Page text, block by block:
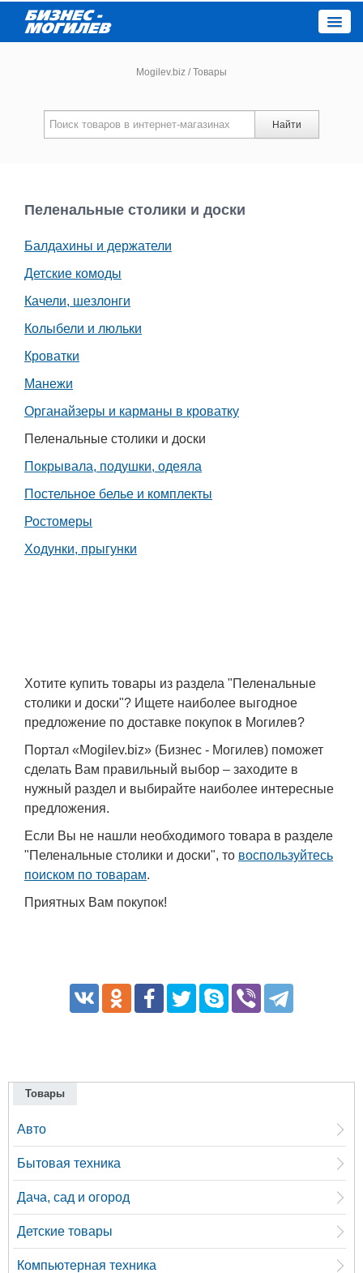
Новости компаний
Каталог
Работа
Объявления
Погода
Еще
Mogilev.biz /Товары
Найти
Пеленальные столики и доски
Балдахины и держатели
Детские комоды
Качели, шезлонги
Колыбели и люльки
Кроватки
Манежи
Органайзеры и карманы в кроватку
Пеленальные столики и доски
Покрывала, подушки, одеяла
Постельное белье и комплекты
Ростомеры
Ходунки, прыгунки
Хотите купить товары из раздела "Пеленальные
столики и доски"? Ищете наиболее выгодное
предложение по доставке покупок в Могилев?
Портал «Mogilev.biz» (Бизнес - Могилев) поможет
сделать Вам правильный выбор – заходите в
нужный раздел и выбирайте наиболее интересные
предложения.
Если Вы не нашли необходимого товара в разделе
"Пеленальные столики и доски", то воспользуйтесь
поиском по товарам.
Приятных Вам покупок!
Товары
Авто
Бытовая техника
Дача, сад и огород
Детские товары
Компьютерная техника